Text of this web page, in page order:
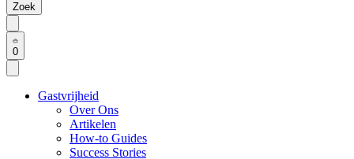
Zoek
0
Gastvrijheid
Over Ons
Artikelen
How-to Guides
Success Stories